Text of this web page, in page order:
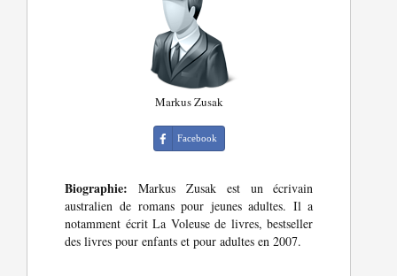
Markus Zusak
Facebook
Biographie: Markus Zusak est un écrivain
australien de romans pour jeunes adultes. Il a
notamment écrit La Voleuse de livres, bestseller
des livres pour enfants et pour adultes en 2007.